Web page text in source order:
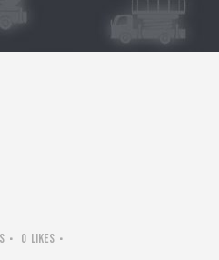
0 Likes